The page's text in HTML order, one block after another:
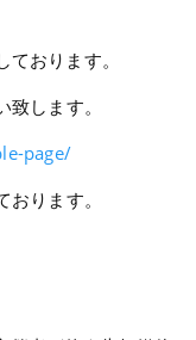
ております。
します。
page/
ります。